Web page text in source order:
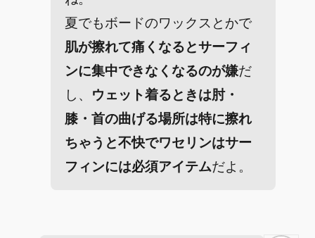
夏でもボードのワックスとかで
肌が擦れて痛くなるとサーフィ
ンに集中できなくなるのが嫌だ
し、 ウェット着るときは肘・
膝・首の曲げる場所は特に擦れ
ちゃうと不快でワセリンはサー
フィンには必須アイテムだよ。